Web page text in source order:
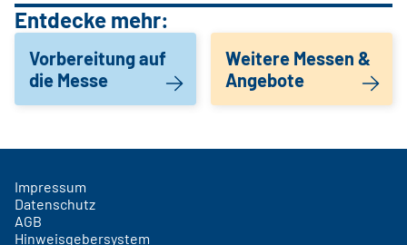
Entdecke mehr:
Vorbereitung auf
die Messe
Weitere Messen &
Angebote
Impressum
Datenschutz
AGB
Hinweisgebersystem